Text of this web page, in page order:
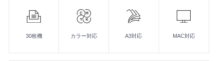
30枚機 カラー対応 A3対応 MAC対応